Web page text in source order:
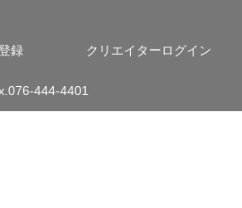
録 クリエイターログイン
444-4401